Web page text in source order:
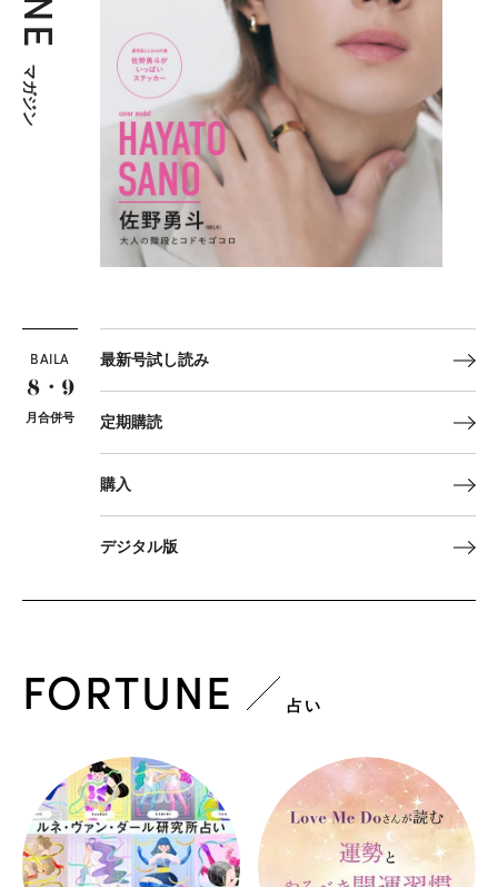
マガジン
BAILA
8・9
月合併号
最新号試し読み
定期購読
購入
デジタル版
FORTUNE 占い